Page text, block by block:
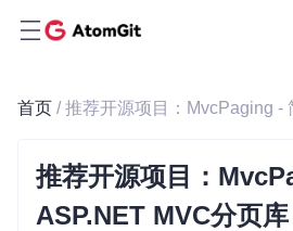
首页
推荐开源项目：
ASP.NET MVC分页库